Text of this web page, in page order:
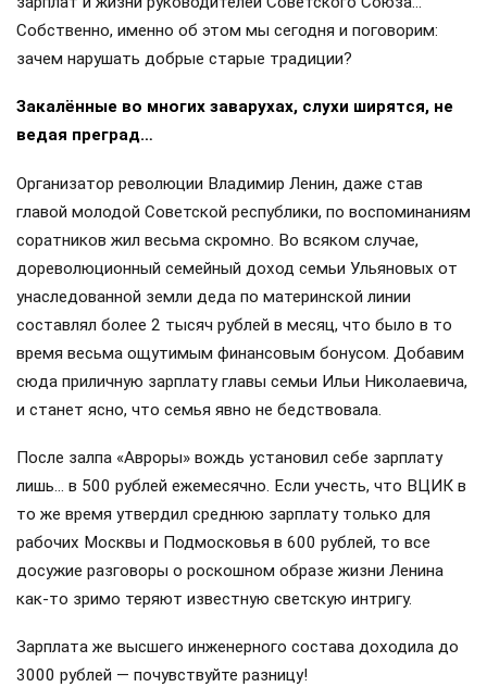
Собственно, именно об этом мы сегодня и поговорим:
зачем нарушать добрые старые традиции?
Закалённые во многих заварухах, слухи ширятся, не
ведая преград…
Организатор революции Владимир Ленин, даже став
главой молодой Советской республики, по воспоминаниям
соратников жил весьма скромно. Во всяком случае,
дореволюционный семейный доход семьи Ульяновых от
унаследованной земли деда по материнской линии
составлял более 2 тысяч рублей в месяц, что было в то
время весьма ощутимым финансовым бонусом. Добавим
сюда приличную зарплату главы семьи Ильи Николаевича,
и станет ясно, что семья явно не бедствовала.
После залпа «Авроры» вождь установил себе зарплату
лишь… в 500 рублей ежемесячно. Если учесть, что ВЦИК в
то же время утвердил среднюю зарплату только для
рабочих Москвы и Подмосковья в 600 рублей, то все
досужие разговоры о роскошном образе жизни Ленина
как-то зримо теряют известную светскую интригу.
Зарплата же высшего инженерного состава доходила до
3000 рублей — почувствуйте разницу!